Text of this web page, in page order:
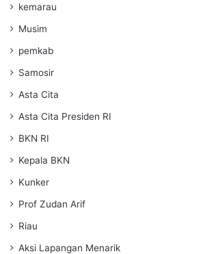
kemarau
Musim
pemkab
Samosir
Asta Cita
Asta Cita Presiden RI
BKN RI
Kepala BKN
Kunker
Prof Zudan Arif
Riau
Aksi Lapangan Menarik